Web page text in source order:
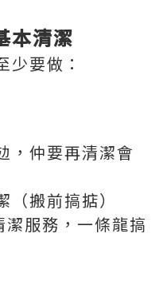
本清潔
少要做：
，仲要再清潔會
（搬前搞掂）
服務，一條龍搞